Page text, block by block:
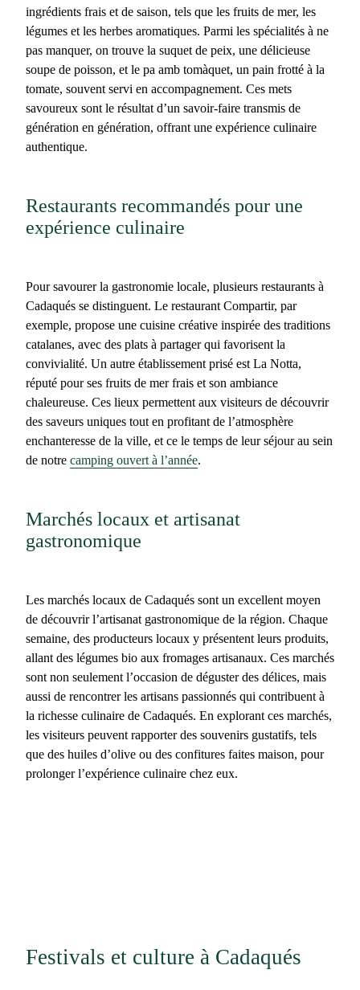
ingrédients frais et de saison, tels que les fruits de mer, les
légumes et les herbes aromatiques. Parmi les spécialités à ne
pas manquer, on trouve la suquet de peix, une délicieuse
soupe de poisson, et le pa amb tomàquet, un pain frotté à la
tomate, souvent servi en accompagnement. Ces mets
savoureux sont le résultat d’un savoir-faire transmis de
génération en génération, offrant une expérience culinaire
authentique.
Restaurants recommandés pour une
expérience culinaire
Pour savourer la gastronomie locale, plusieurs restaurants à
Cadaqués se distinguent. Le restaurant Compartir, par
exemple, propose une cuisine créative inspirée des traditions
catalanes, avec des plats à partager qui favorisent la
convivialité. Un autre établissement prisé est La Notta,
réputé pour ses fruits de mer frais et son ambiance
chaleureuse. Ces lieux permettent aux visiteurs de découvrir
des saveurs uniques tout en profitant de l’atmosphère
enchanteresse de la ville, et ce le temps de leur séjour au sein
de notre camping ouvert à l’année.
Marchés locaux et artisanat
gastronomique
Les marchés locaux de Cadaqués sont un excellent moyen
de découvrir l’artisanat gastronomique de la région. Chaque
semaine, des producteurs locaux y présentent leurs produits,
allant des légumes bio aux fromages artisanaux. Ces marchés
sont non seulement l’occasion de déguster des délices, mais
aussi de rencontrer les artisans passionnés qui contribuent à
la richesse culinaire de Cadaqués. En explorant ces marchés,
les visiteurs peuvent rapporter des souvenirs gustatifs, tels
que des huiles d’olive ou des confitures faites maison, pour
prolonger l’expérience culinaire chez eux.
Festivals et culture à Cadaqués